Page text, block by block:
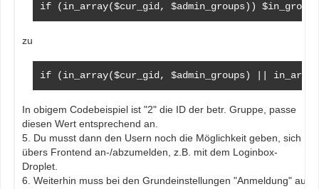
if (in_array($cur_gid, $admin_groups)) $in_group
zu
if (in_array($cur_gid, $admin_groups) ||
In obigem Codebeispiel ist "2" die ID der betr. Gruppe, passe
diesen Wert entsprechend an.
5. Du musst dann den Usern noch die Möglichkeit geben, sich
übers Frontend an-/abzumelden, z.B. mit dem Loginbox-
Droplet.
6. Weiterhin muss bei den Grundeinstellungen "Anmeldung" auf